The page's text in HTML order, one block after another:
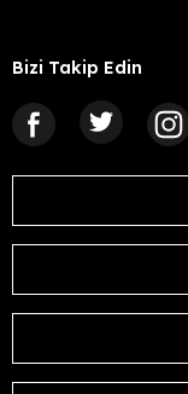
Bizi Takip Edin